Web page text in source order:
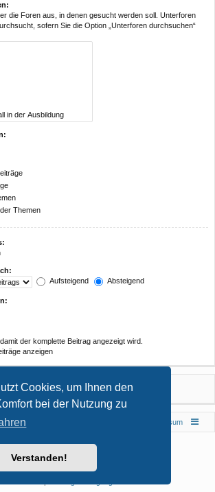
Cookies, um Ihnen den
bei der Nutzung zu
Verstanden!
die Foren aus, in denen gesucht werden soll. Unterforen
sofern Sie die Option „Unterforen durchsuchen“
Themen
Aufsteigend
Absteigend
der komplette Beitrag angezeigt wird.
anzeigen
Impressum
byphpBB® Forum Software © phpBB Limited
Style vonArty- phpBB 3.3 von MrGaby
phpBB.de